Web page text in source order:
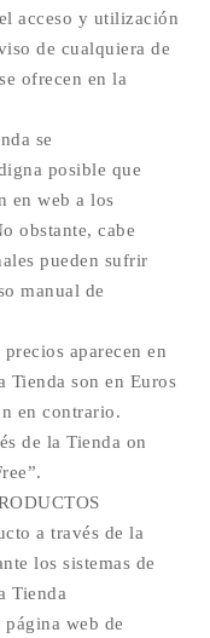
acceso y utilización
de cualquiera de
ofrecen en la
se
posible que
en web a los
obstante, cabe
pueden sufrir
manual de
aparecen en
Tienda son en Euros
en contrario.
de la Tienda on
a través de la
los sistemas de
Tienda
web de